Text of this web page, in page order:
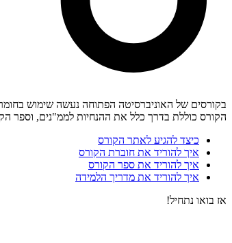
בקורסים של האוניברסיטה הפתוחה נעשה שימוש
הקורס כוללת בדרך כלל את ההנחיות לממ"נים, וספר
כיצד להגיע לאתר הקורס
איך להוריד את חוברת הקורס
איך להוריד את ספר הקורס
איך להוריד את מדריך הלמידה
אז בואו נתחיל!